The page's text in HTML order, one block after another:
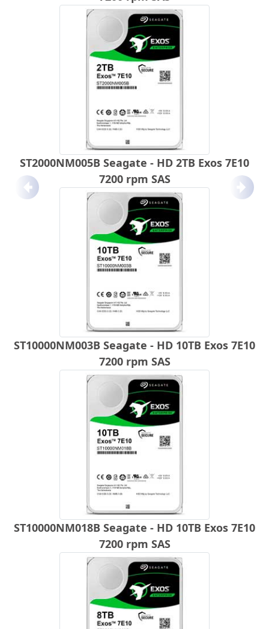
ST2000NM005B Seagate - HD 2TB Exos 7E10
7200 rpm SAS
ST10000NM003B Seagate - HD 10TB Exos 7E10
7200 rpm SAS
ST10000NM018B Seagate - HD 10TB Exos 7E10
7200 rpm SAS
Anterior